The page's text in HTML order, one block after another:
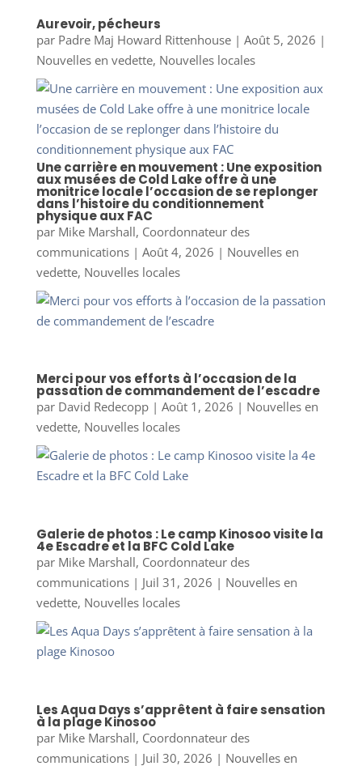
Aurevoir, pécheurs
par Padre Maj Howard Rittenhouse| Août 5, 2026 |
Nouvelles en vedette, Nouvelles locales
Une carrière en mouvement : Une exposition
aux musées de Cold Lake offre à une
monitrice locale l’occasion de se replonger
dans l’histoire du conditionnement
physique aux FAC
par Mike Marshall, Coordonnateur des
communications| Août 4, 2026 | Nouvelles en
vedette, Nouvelles locales
Merci pour vos efforts à l’occasion de la
passation de commandement de l’escadre
par David Redecopp| Août 1, 2026 | Nouvelles en
vedette, Nouvelles locales
Galerie de photos : Le camp Kinosoo visite la
4e Escadre et la BFC Cold Lake
par Mike Marshall, Coordonnateur des
communications| Juil 31, 2026 | Nouvelles en
vedette, Nouvelles locales
Les Aqua Days s’apprêtent à faire sensation
à la plage Kinosoo
par Mike Marshall, Coordonnateur des
communications| Juil 30, 2026 | Nouvelles en